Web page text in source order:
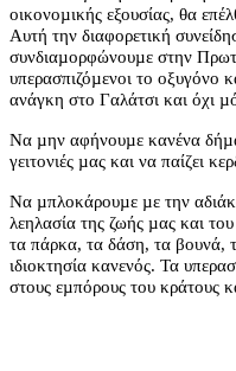
οικονοµικής εξουσίας, θα
Αυτή την διαφορετική
συνδιαµορφώνουµε στην
υπερασπιζόµενοι το οξυγόνο
ανάγκη στο Γαλάτσι και όχι
Να µην αφήνουµε κανένα
γειτονιές µας και να παίζει
Να µπλοκάρουµε µε την
λεηλασία της ζωής µας και
τα πάρκα, τα δάση, τα βουνά,
ιδιοκτησία κανενός. Τα
στους εµπόρους του κράτους